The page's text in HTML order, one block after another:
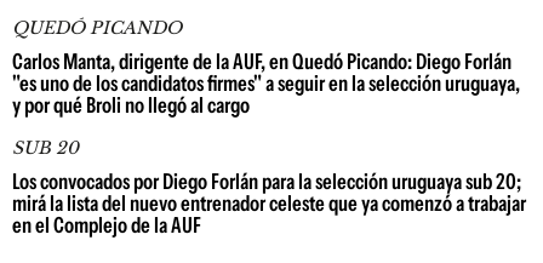
QUEDÓ PICANDO
Carlos Manta, dirigente de la AUF, en Quedó Picando: Diego Forlán
"es uno de los candidatos firmes" a seguir en la selección uruguaya,
y por qué Broli no llegó al cargo
SUB 20
Los convocados por Diego Forlán para la selección uruguaya sub 20;
mirá la lista del nuevo entrenador celeste que ya comenzó a trabajar
en el Complejo de la AUF